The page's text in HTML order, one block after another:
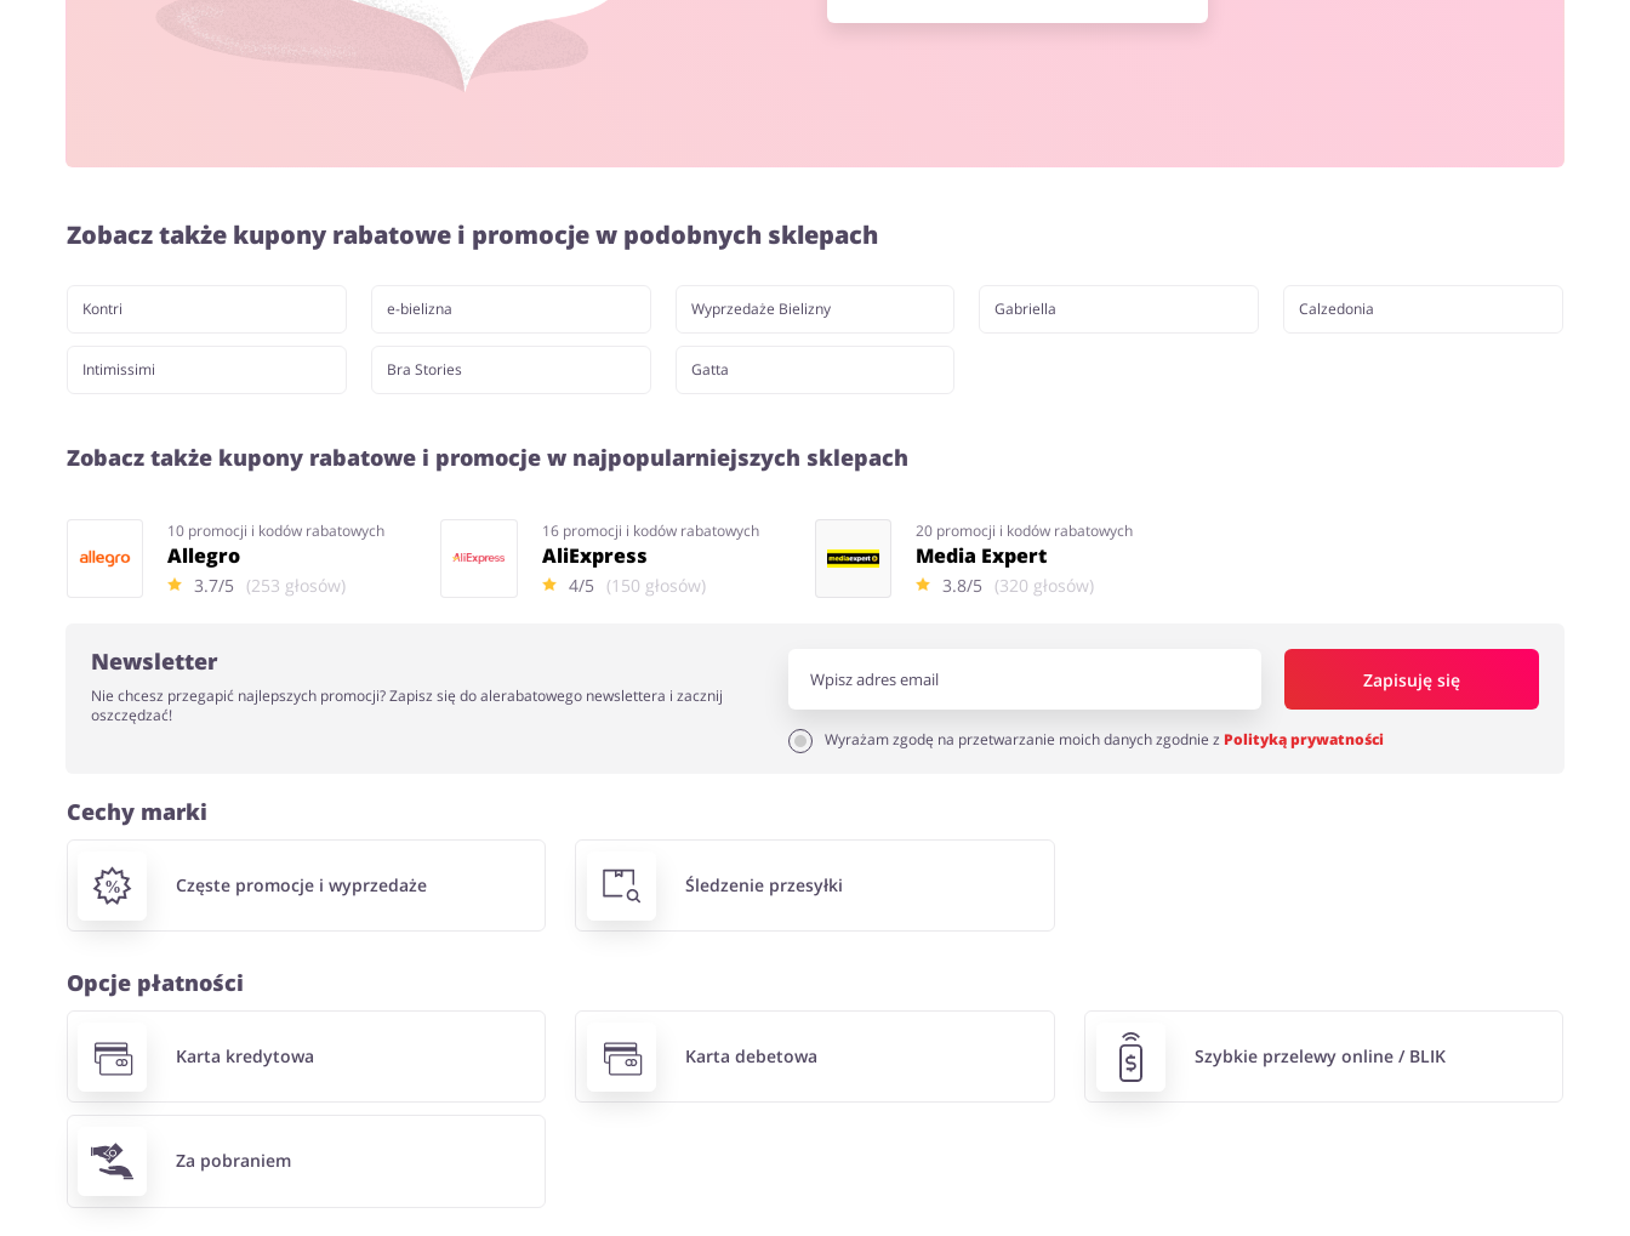
Zobacz także kupony rabatowe i promocje w podobnych sklepach
Kontri e-bielizna Wyprzedaże Bielizny Gabriella Calzedonia
Intimissimi Bra Stories Gatta
Zobacz także kupony rabatowe i promocje w najpopularniejszych sklepach
10 promocji i kodów rabatowych
Allegro
3.7/5 (253 głosów)
16 promocji i kodów rabatowych
AliExpress
4/5 (150 głosów)
20 promocji i kodów rabatowych
Media Expert
3.8/5 (320 głosów)
Newsletter
Nie chcesz przegapić najlepszych promocji? Zapisz się do alerabatowego newslettera i zacznij
oszczędzać!
Zapisuję się
Wyrażam zgodę na przetwarzanie moich danych zgodnie z Polityką prywatności
Cechy marki
Częste promocje i wyprzedaże Śledzenie przesyłki
Opcje płatności
Karta kredytowa Karta debetowa Szybkie przelewy online / BLIK
Za pobraniem